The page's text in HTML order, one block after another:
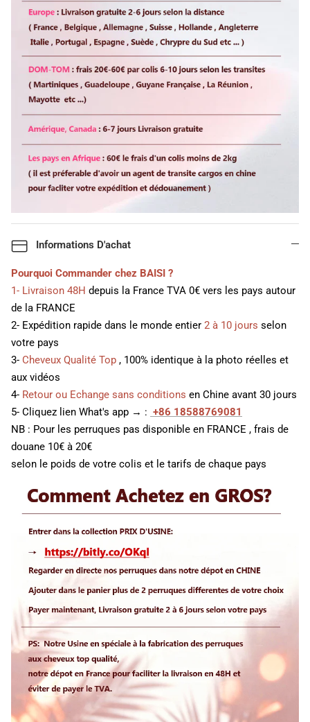
Informations D'achat
Pourquoi Commander chez BAISI ?
1- Livraison 48H depuis la France TVA 0€ vers les pays autour
de la FRANCE
2- Expédition rapide dans le monde entier 2 à 10 jours selon
votre pays
3- Cheveux Qualité Top , 100% identique à la photo réelles et
aux vidéos
4- Retour ou Echange sans conditions en Chine avant 30 jours
5- Cliquez lien What's app → : +86 18588769081
NB : Pour les perruques pas disponible en FRANCE , frais de
douane 10€ à 20€
selon le poids de votre colis et le tarifs de chaque pays